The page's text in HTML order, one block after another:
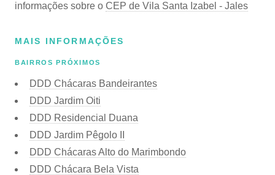
informações sobre o CEP de Vila Santa Izabel - Jales
MAIS INFORMAÇÕES
BAIRROS PRÓXIMOS
DDD Chácaras Bandeirantes
DDD Jardim Oiti
DDD Residencial Duana
DDD Jardim Pêgolo II
DDD Chácaras Alto do Marimbondo
DDD Chácara Bela Vista